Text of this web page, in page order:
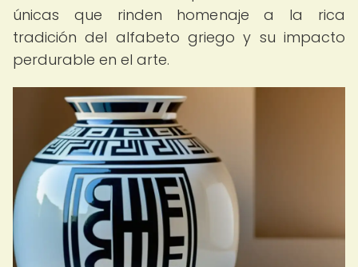
únicas que rinden homenaje a la rica
tradición del alfabeto griego y su impacto
perdurable en el arte.